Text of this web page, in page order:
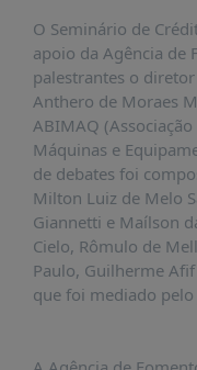
JORNALISMO
SABER
+
CONTATO
O Seminário de
apoio da Agência de
palestrantes o
Anthero de Moraes
ABIMAQ
Máquinas e
de debates foi
Milton Luiz de Melo
Giannetti e Maílson
Cielo, Rômulo de
Paulo, Guilherme
que foi mediado